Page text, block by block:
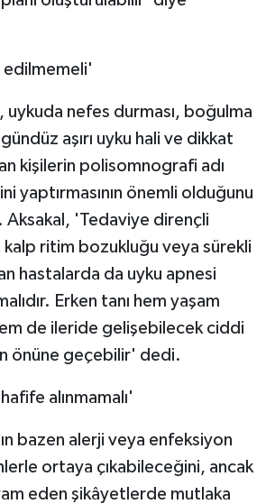
edilmemeli'
nefes durması, boğulma
aşırı uyku hali ve dikkat
kişilerin polisomnografi adı
yaptırmasının önemli olduğunu
'Tedaviye dirençli
ritim bozukluğu veya sürekli
hastalarda da uyku apnesi
Erken tanı hem yaşam
de ileride gelişebilecek ciddi
önüne geçebilir' dedi.
hafife alınmamalı'
bazen alerji veya enfeksiyon
ortaya çıkabileceğini, ancak
eden şikâyetlerde mutlaka